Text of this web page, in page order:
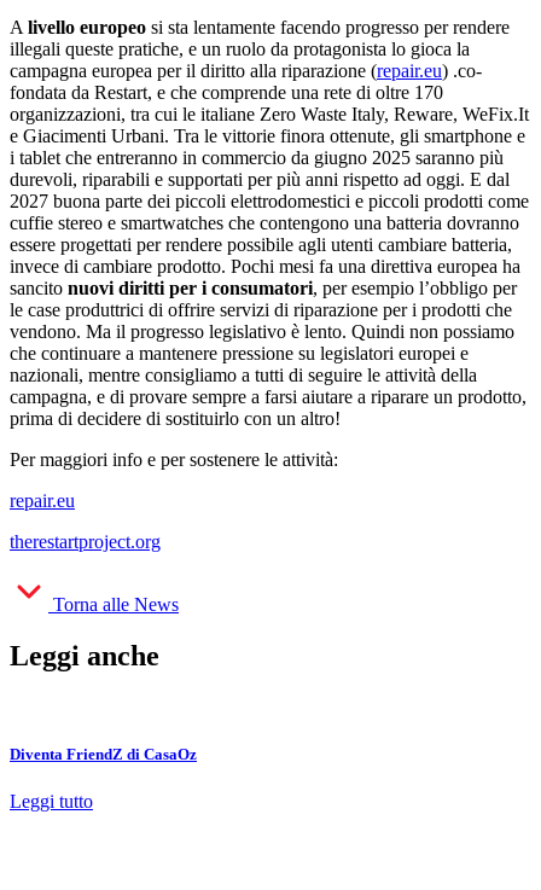
A livello europeo si sta lentamente facendo progresso per rendere
illegali queste pratiche, e un ruolo da protagonista lo gioca la
campagna europea per il diritto alla riparazione (repair.eu) .co-
fondata da Restart, e che comprende una rete di oltre 170
organizzazioni, tra cui le italiane Zero Waste Italy, Reware, WeFix.It
e Giacimenti Urbani. Tra le vittorie finora ottenute, gli smartphone e
i tablet che entreranno in commercio da giugno 2025 saranno più
durevoli, riparabili e supportati per più anni rispetto ad oggi. E dal
2027 buona parte dei piccoli elettrodomestici e piccoli prodotti come
cuffie stereo e smartwatches che contengono una batteria dovranno
essere progettati per rendere possibile agli utenti cambiare batteria,
invece di cambiare prodotto. Pochi mesi fa una direttiva europea ha
sancito nuovi diritti per i consumatori, per esempio l’obbligo per
le case produttrici di offrire servizi di riparazione per i prodotti che
vendono. Ma il progresso legislativo è lento. Quindi non possiamo
che continuare a mantenere pressione su legislatori europei e
nazionali, mentre consigliamo a tutti di seguire le attività della
campagna, e di provare sempre a farsi aiutare a riparare un prodotto,
prima di decidere di sostituirlo con un altro!
Per maggiori info e per sostenere le attività:
repair.eu
therestartproject.org
Torna alle News
Leggi anche
Diventa FriendZ di CasaOz
Leggi tutto